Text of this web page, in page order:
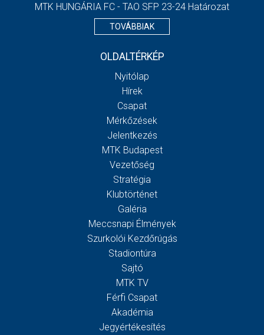
MTK HUNGÁRIA FC - TAO SFP 23-24 Határozat
TOVÁBBIAK
OLDALTÉRKÉP
Nyitólap
Hírek
Csapat
Mérkőzések
Jelentkezés
MTK Budapest
Vezetőség
Stratégia
Klubtörténet
Galéria
Meccsnapi Élmények
Szurkolói Kezdőrúgás
Stadiontúra
Sajtó
MTK TV
Férfi Csapat
Akadémia
Jegyértékesítés